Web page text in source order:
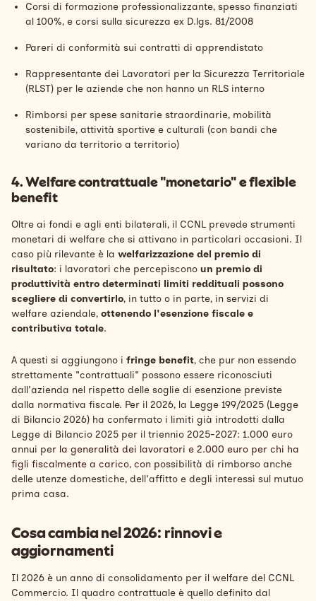
Corsi di formazione professionalizzante, spesso finanziati
al 100%, e corsi sulla sicurezza ex D.lgs. 81/2008
Pareri di conformità sui contratti di apprendistato
Rappresentante dei Lavoratori per la Sicurezza Territoriale
(RLST) per le aziende che non hanno un RLS interno
Rimborsi per spese sanitarie straordinarie, mobilità
sostenibile, attività sportive e culturali (con bandi che
variano da territorio a territorio)
4. Welfare contrattuale "monetario" e flexible
benefit
Oltre ai fondi e agli enti bilaterali, il CCNL prevede strumenti
monetari di welfare che si attivano in particolari occasioni. Il
caso più rilevante è la welfarizzazione del premio di
risultato: i lavoratori che percepiscono un premio di
produttività entro determinati limiti reddituali possono
scegliere di convertirlo, in tutto o in parte, in servizi di
welfare aziendale, ottenendo l'esenzione fiscale e
contributiva totale.
A questi si aggiungono i fringe benefit, che pur non essendo
strettamente "contrattuali" possono essere riconosciuti
dall'azienda nel rispetto delle soglie di esenzione previste
dalla normativa fiscale. Per il 2026, la Legge 199/2025 (Legge
di Bilancio 2026) ha confermato i limiti già introdotti dalla
Legge di Bilancio 2025 per il triennio 2025-2027: 1.000 euro
annui per la generalità dei lavoratori e 2.000 euro per chi ha
figli fiscalmente a carico, con possibilità di rimborso anche
delle utenze domestiche, dell'affitto e degli interessi sul mutuo
prima casa.
Cosa cambia nel 2026: rinnovi e
aggiornamenti
Il 2026 è un anno di consolidamento per il welfare del CCNL
Commercio. Il quadro contrattuale è quello definito dal